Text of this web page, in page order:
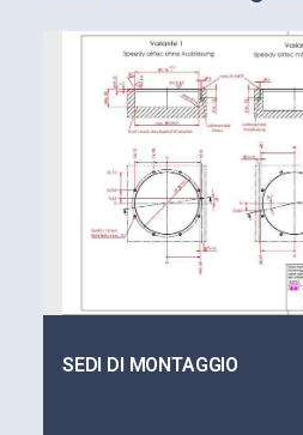
SEDI DI MONTAGGIO